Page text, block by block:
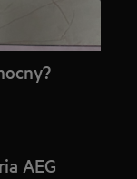
AEG